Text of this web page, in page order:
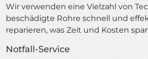
Wir verwenden eine Vielzahl von
beschädigte Rohre schnell und
reparieren, was Zeit und Kosten
Notfall-Service